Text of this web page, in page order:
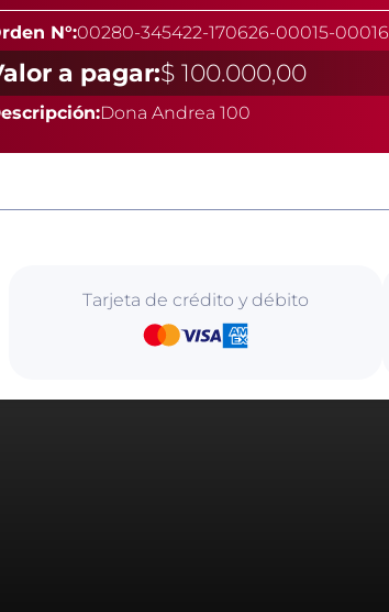
N°:00280-345422-170626-00015-00016
a pagar:$ 100.000,00
Dona Andrea 100
Tarjeta de crédito y débito